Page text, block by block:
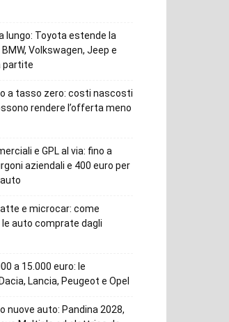
lungo: Toyota estende la
Volkswagen, Jeep e
partite
a tasso zero: costi nascosti
rendere l’offerta meno
e GPL al via: fino a
aziendali e 400 euro per
e microcar: come
auto comprate dagli
a 15.000 euro: le
Lancia, Peugeot e Opel
nuove auto: Pandina 2028,